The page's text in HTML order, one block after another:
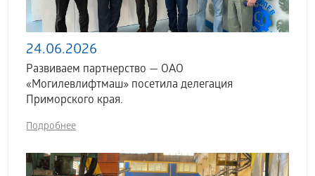
24.06.2026
Развиваем партнерство — ОАО
«Могилевлифтмаш» посетила делегация
Приморского края.
Подробнее